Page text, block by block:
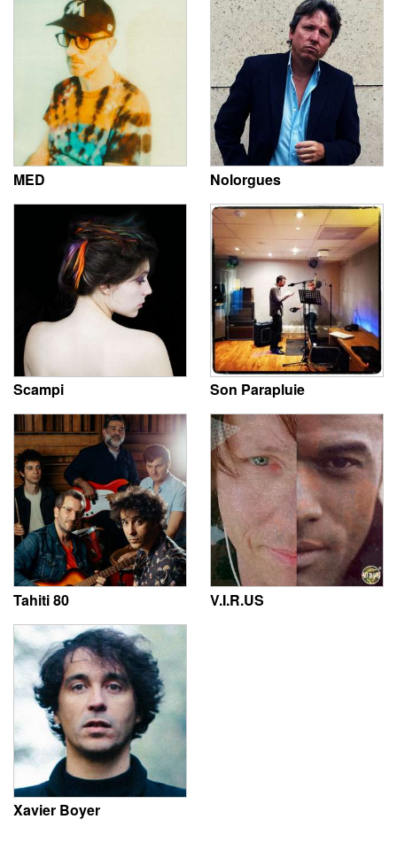
MED Nolorgues
Scampi Son Parapluie
Tahiti 80 V.I.R.US
Xavier Boyer